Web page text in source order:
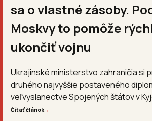
sa o vlastné zásoby.
Moskvy to pomôže
ukončiť vojnu
Ukrajinské ministerstvo zahraničia si
druhého najvyššie postaveného
veľvyslanectve Spojených štátov v
Čítať článok→